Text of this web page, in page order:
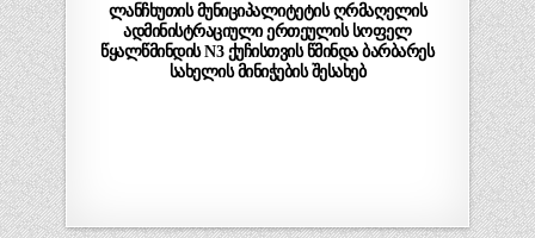
ლანჩხუთის მუნიციპალიტეტის ღრმაღელის
ადმინისტრაციული ერთეულის სოფელ
წყალწმინდის N3 ქუჩისთვის წმინდა ბარბარეს
სახელის მინიჭების შესახებ